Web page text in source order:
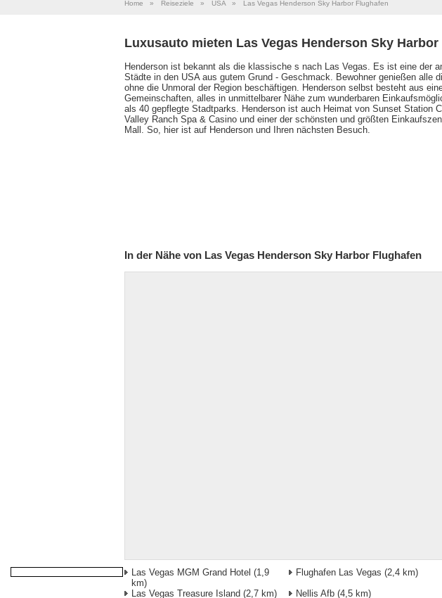
Home » Reiseziele » USA » Las Vegas Henderson Sky Harbor Flughafen
Luxusauto mieten Las Vegas Henderson Sky
Henderson ist bekannt als die klassische s nach Las Vegas. Es ist eine der
Städte in den USA aus gutem Grund - Geschmack. Bewohner genießen alle
ohne die Unmoral der Region beschäftigen. Henderson selbst besteht aus
Gemeinschaften, alles in unmittelbarer Nähe zum wunderbaren
als 40 gepflegte Stadtparks. Henderson ist auch Heimat von Sunset Station
Valley Ranch Spa & Casino und einer der schönsten und größten
Mall. So, hier ist auf Henderson und Ihren nächsten Besuch.
In der Nähe von Las Vegas Henderson Sky Harbor Flughafen
Las Vegas MGM Grand Hotel (1,9
km)
Flughafen Las Vegas (2,4 km)
Las Vegas Treasure Island (2,7 km) Nellis Afb (4,5 km)